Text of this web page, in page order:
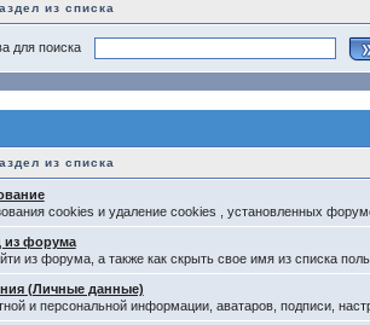
из списка
для поиска
из списка
cookies и удаление cookies , установленных
из форума
из форума, а также как скрыть свое имя из списка
(Личные данные)
и персональной информации, аватаров, подписи,